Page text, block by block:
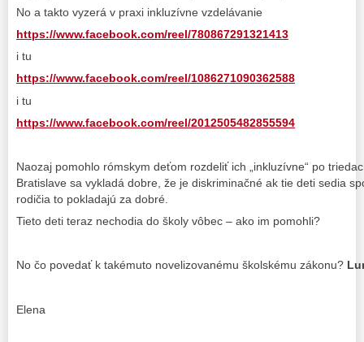
No a takto vyzerá v praxi inkluzívne vzdelávanie
https://www.facebook.com/reel/780867291321413
i tu
https://www.facebook.com/reel/1086271090362588
i tu
https://www.facebook.com/reel/2012505482855594
Naozaj pomohlo rómskym deťom rozdeliť ich „inkluzívne“ po
Bratislave sa vykladá dobre, že je diskriminačné ak tie deti sedia
rodičia to pokladajú za dobré.
Tieto deti teraz nechodia do školy vôbec – ako im pomohli?
No čo povedať k takémuto novelizovanému školskému zákonu?
Elena